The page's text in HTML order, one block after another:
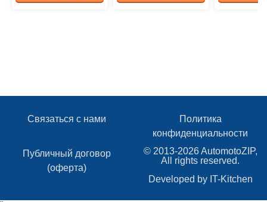
Связаться с нами
Политика
конфиденциальности
Публичный договор
(оферта)
© 2013-2026 AutomotoZIP,
All rights reserved.
Developed by IT-Kitchen